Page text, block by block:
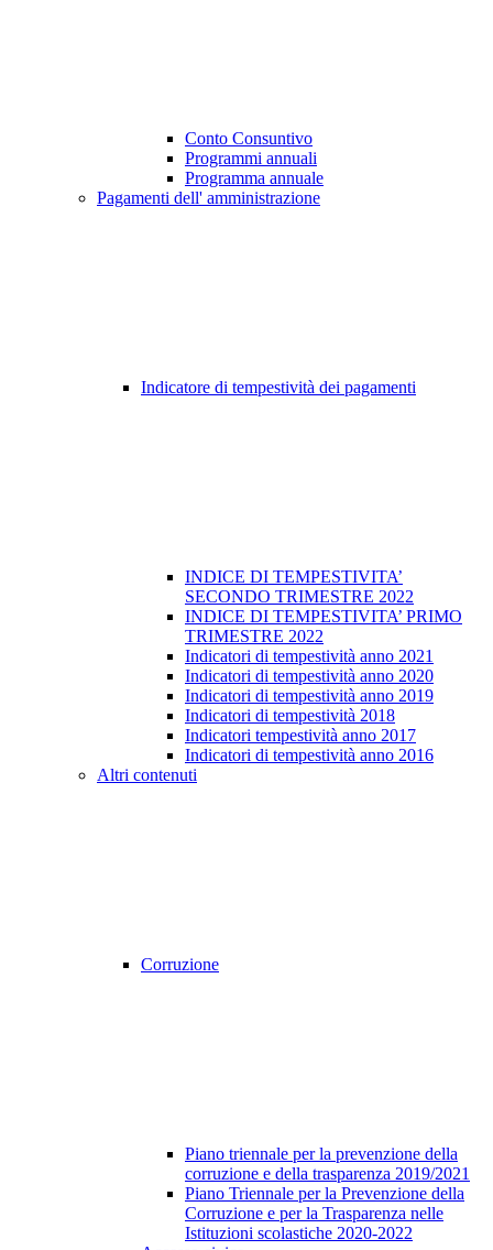
Conto Consuntivo
Programmi annuali
Programma annuale
Pagamenti dell' amministrazione
Indicatore di tempestività dei pagamenti
INDICE DI TEMPESTIVITA’
SECONDO TRIMESTRE 2022
INDICE DI TEMPESTIVITA’ PRIMO
TRIMESTRE 2022
Indicatori di tempestività anno 2021
Indicatori di tempestività anno 2020
Indicatori di tempestività anno 2019
Indicatori di tempestività 2018
Indicatori tempestività anno 2017
Indicatori di tempestività anno 2016
Altri contenuti
Corruzione
Piano triennale per la prevenzione della
corruzione e della trasparenza 2019/2021
Piano Triennale per la Prevenzione della
Corruzione e per la Trasparenza nelle
Istituzioni scolastiche 2020-2022